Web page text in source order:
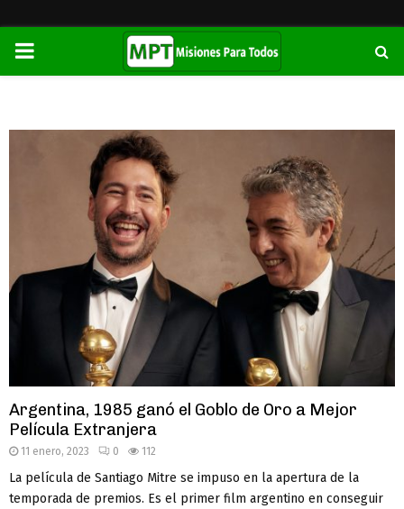
PRIMARY
Argentina, 1985 ganó el Goblo de Oro a Mejor
Película Extranjera
11 enero, 2023 0 112
La película de Santiago Mitre se impuso en la apertura de la
temporada de premios. Es el primer film argentino en conseguir